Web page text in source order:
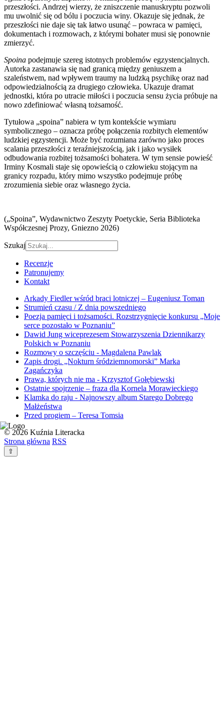
przeszłości. Andrzej wierzy, że zniszczenie manuskryptu pozwoli
mu uwolnić się od bólu i poczucia winy. Okazuje się jednak, że
przeszłości nie daje się tak łatwo usunąć – powraca w pamięci,
dokumentach i rozmowach, z którymi bohater musi się ponownie
zmierzyć.
Spoina podejmuje szereg istotnych problemów egzystencjalnych.
Autorka zastanawia się nad granicą między geniuszem a
szaleństwem, nad wpływem traumy na ludzką psychikę oraz nad
odpowiedzialnością za drugiego człowieka. Ukazuje dramat
jednostki, która po utracie miłości i poczucia sensu życia próbuje na
nowo zdefiniować własną tożsamość.
Tytułowa „spoina” nabiera w tym kontekście wymiaru
symbolicznego – oznacza próbę połączenia rozbitych elementów
ludzkiej egzystencji. Może być rozumiana zarówno jako proces
scalania przeszłości z teraźniejszością, jak i jako wysiłek
odbudowania rozbitej tożsamości bohatera. W tym sensie powieść
Irminy Kosmali staje się opowieścią o człowieku stojącym na
granicy rozpadu, który mimo wszystko podejmuje próbę
zrozumienia siebie oraz własnego życia.
(„Spoina”, Wydawnictwo Zeszyty Poetyckie, Seria Biblioteka
Współczesnej Prozy, Gniezno 2026)
Szukaj
Recenzje
Patronujemy
Kontakt
Arkady Fiedler wśród braci lotniczej – Eugeniusz Toman
Strumień czasu / Z dnia powszedniego
Poezja pamięci i tożsamości. Rozstrzygnięcie konkursu „Moje
serce pozostało w Poznaniu”
Dawid Jung wiceprezesem Stowarzyszenia Dziennikarzy
Polskich w Poznaniu
Rozmowy o szczęściu - Magdalena Pawlak
Zapis drogi. „Nokturn śródziemnomorski” Marka
Zagańczyka
Prawa, których nie ma - Krzysztof Gołębiewski
Ostatnie spojrzenie – fraza dla Kornela Morawieckiego
Klamka do raju - Najnowszy album Starego Dobrego
Małżeństwa
Przed progiem – Teresa Tomsia
© 2026 Kuźnia Literacka
Strona główna RSS
⇧